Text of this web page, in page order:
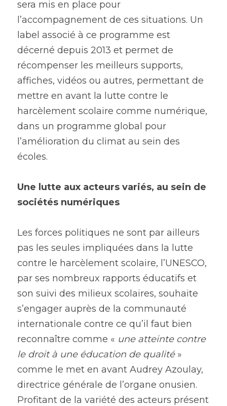
sera mis en place pour
l’accompagnement de ces situations. Un
label associé à ce programme est
décerné depuis 2013 et permet de
récompenser les meilleurs supports,
affiches, vidéos ou autres, permettant de
mettre en avant la lutte contre le
harcèlement scolaire comme numérique,
dans un programme global pour
l’amélioration du climat au sein des
écoles.
Une lutte aux acteurs variés, au sein de
sociétés numériques
Les forces politiques ne sont par ailleurs
pas les seules impliquées dans la lutte
contre le harcèlement scolaire, l’UNESCO,
par ses nombreux rapports éducatifs et
son suivi des milieux scolaires, souhaite
s’engager auprès de la communauté
internationale contre ce qu’il faut bien
reconnaître comme « une atteinte contre
le droit à une éducation de qualité »
comme le met en avant Audrey Azoulay,
directrice générale de l’organe onusien.
Profitant de la variété des acteurs présent